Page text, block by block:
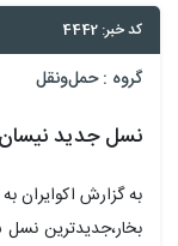
کد خبر: 4442
گروه :حمل‌و‌نقل
نسل جدید
به گزارش اکوایران
بخار،جدیدترین نسل